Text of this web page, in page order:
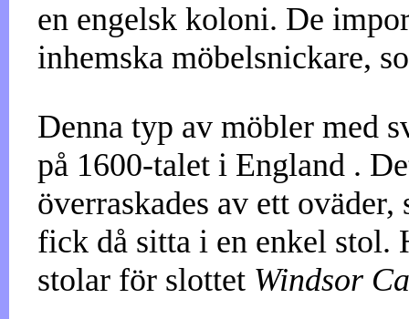
en engelsk koloni. De
inhemska möbelsnickare,
Denna typ av möbler med
på 1600-talet i England .
överraskades av ett
fick då sitta i en enkel stol.
stolar för slottet Windsor